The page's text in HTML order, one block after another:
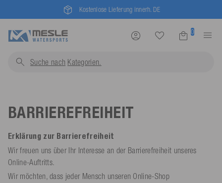
Kostenlose Lieferung innerh. DE
0
Suche nach Kateg
BARRIEREFREIHEIT
Erklärung zur Barrierefreiheit
Wir freuen uns über Ihr Interesse an der Barrierefreiheit unseres
Online-Auftritts.
Wir möchten, dass jeder Mensch unseren Online-Shop